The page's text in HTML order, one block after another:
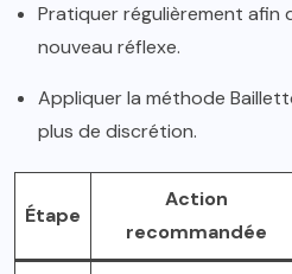
Pratiquer régulièrement afin
nouveau réflexe.
Appliquer la méthode
plus de discrétion.
Étape
Action
recommandée